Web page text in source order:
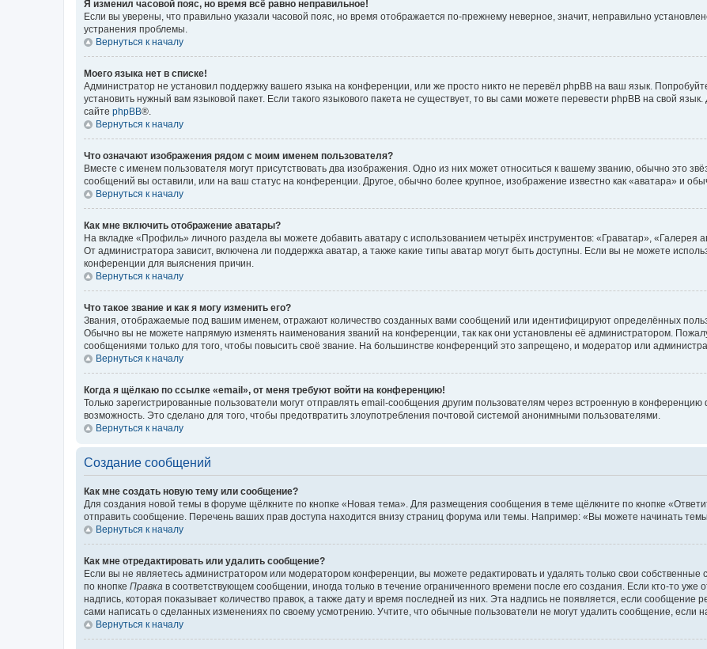
Я изменил часовой пояс, но время всё равно неправильное!
Если вы уверены, что правильно указали часовой пояс, но время отображается по-прежнему неверное, значит, неправильно
устранения проблемы.
Вернуться к началу
Моего языка нет в списке!
Администратор не установил поддержку вашего языка на конференции, или же просто никто не перевёл phpBB на ваш язык.
установить нужный вам языковой пакет. Если такого языкового пакета не существует, то вы сами можете перевести phpBB на свой
сайте phpBB®.
Вернуться к началу
Что означают изображения рядом с моим именем пользователя?
Вместе с именем пользователя могут присутствовать два изображения. Одно из них может относиться к вашему званию, обычно это
сообщений вы оставили, или на ваш статус на конференции. Другое, обычно более крупное, изображение известно как «аватара» и
Вернуться к началу
Как мне включить отображение аватары?
На вкладке «Профиль» личного раздела вы можете добавить аватару с использованием четырёх инструментов: «Граватар», «Галерея
От администратора зависит, включена ли поддержка аватар, а также какие типы аватар могут быть доступны. Если вы не можете
конференции для выяснения причин.
Вернуться к началу
Что такое звание и как я могу изменить его?
Звания, отображаемые под вашим именем, отражают количество созданных вами сообщений или идентифицируют определённых
Обычно вы не можете напрямую изменять наименования званий на конференции, так как они установлены её администратором.
сообщениями только для того, чтобы повысить своё звание. На большинстве конференций это запрещено, и модератор или
Вернуться к началу
Когда я щёлкаю по ссылке «email», от меня требуют войти на конференцию!
Только зарегистрированные пользователи могут отправлять email-сообщения другим пользователям через встроенную в
возможность. Это сделано для того, чтобы предотвратить злоупотребления почтовой системой анонимными пользователями.
Вернуться к началу
Создание сообщений
Как мне создать новую тему или сообщение?
Для создания новой темы в форуме щёлкните по кнопке «Новая тема». Для размещения сообщения в теме щёлкните по кнопке
отправить сообщение. Перечень ваших прав доступа находится внизу страниц форума или темы. Например: «Вы можете начинать
Вернуться к началу
Как мне отредактировать или удалить сообщение?
Если вы не являетесь администратором или модератором конференции, вы можете редактировать и удалять только свои
по кнопке Правка в соответствующем сообщении, иногда только в течение ограниченного времени после его создания. Если кто-то
надпись, которая показывает количество правок, а также дату и время последней из них. Эта надпись не появляется, если сообщение
сами написать о сделанных изменениях по своему усмотрению. Учтите, что обычные пользователи не могут удалить сообщение, если
Вернуться к началу